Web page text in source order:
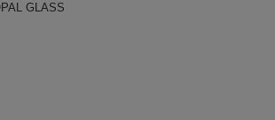
GLASS